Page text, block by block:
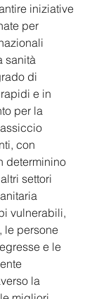
iniziative
per
sanità
di
e in
per la
con
determinino
settori
vulnerabili,
le persone
e le
la